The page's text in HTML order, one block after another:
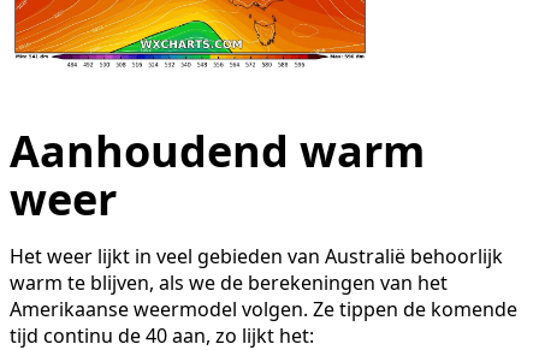
Aanhoudend warm
weer
Het weer lijkt in veel gebieden van Australië behoorlijk
warm te blijven, als we de berekeningen van het
Amerikaanse weermodel volgen. Ze tippen de komende
tijd continu de 40 aan, zo lijkt het: